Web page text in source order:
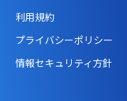
利用規約
プライバシーポリシー
情報セキュリティ方針